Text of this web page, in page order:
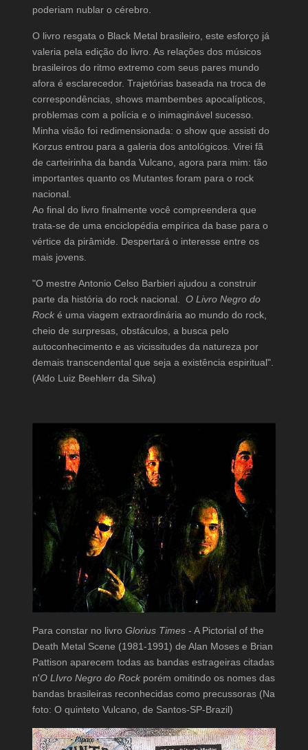
poderiam nublar o cérebro.
O livro resgata o Black Metal brasileiro, este esforço já
valeria pela edição do livro. As relações dos músicos
brasileiros do ritmo extremo com seus pares mundo
afora é esclarecedor. Trajetórias baseada na troca de
correspondências, shows mambembes apocalípticos,
problemas com a polícia e o inimaginável sucesso.
Minha visão foi redimensionada: o show que assisti do
Korzus entrou para a galeria dos antológicos. Virei fã
de carteirinha da banda Vulcano, agora para mim: tão
importantes quanto os Mutantes foram para o rock
nacional.
Ao final do livro finalmente você compreendera que
trata-se de uma enciclopédia empírica da base para o
vértice da pirâmide. Despertará o interesse entre os
mais jovens.
"O mestre Antonio Celso Barbieri ajudou a construir
parte da história do rock nacional. O Livro Negro do
Rocké uma viagem extraordinária ao mundo do rock,
cheio de surpresas, obstáculos, a busca pelo
autoconhecimento e as vicissitudes da natureza por
demais transcendental que seja a existência espiritual".
(Aldo Luiz Beehlerr da Silva)
Para constar no livro Glorius Times- A Pictorial of the
Death Metal Scene (1981-1991) de Alan Moses e Brian
Pattison aparecem todas as bandas estrageiras citadas
n'O LIvro Negro do Rockporém omitindo os nomes das
bandas brasileiras reconhecidas como precussoras (Na
foto: O quinteto Vulcano, de Santos-SP-Brazil)